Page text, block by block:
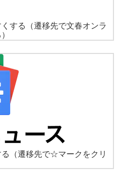
する
（遷移先で文春オンラ
（遷移先で☆マークをクリ